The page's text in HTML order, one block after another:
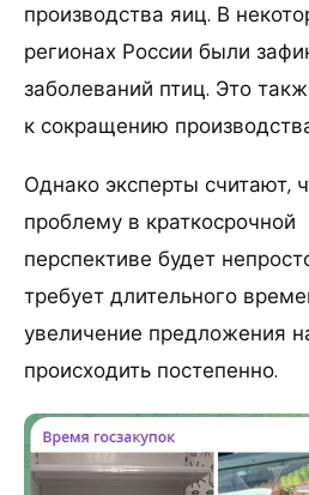
производства яиц. В
регионах России были
заболеваний птиц. Это
к сокращению
Однако эксперты считают,
проблему в краткосрочной
перспективе будет
требует длительного
увеличение предложения
происходить постепенно.